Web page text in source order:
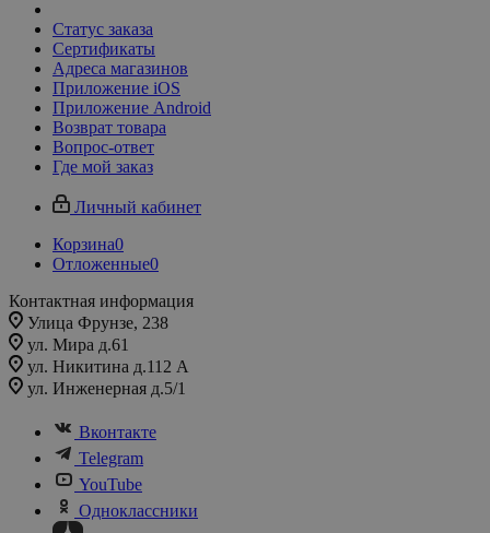
Статус заказа
Сертификаты
Адреса магазинов
Приложение iOS
Приложение Android
Возврат товара
Вопрос-ответ
Где мой заказ
Личный кабинет
Корзина0
Отложенные0
Контактная информация
Улица Фрунзе, 238​
ул. Мира д.61
ул. Никитина д.112 А
ул. Инженерная д.5/1
Вконтакте
Telegram
YouTube
Одноклассники